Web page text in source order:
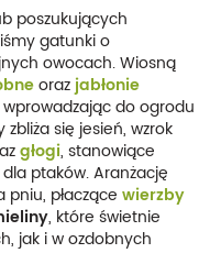
poszukujących
gatunki o
owocach. Wiosną
oraz jabłonie
do ogrodu
się jesień, wzrok
głogi, stanowiące
ptaków. Aranżację
pniu, płaczące wierzby
, które świetnie
jak i w ozdobnych